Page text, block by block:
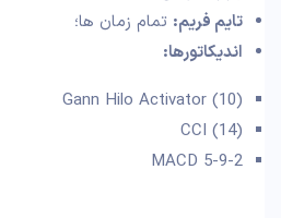
تایم فریم: تمام زمان ها؛
اندیکاتورها:
Gann Hilo Activator (10)
CCI (14)
MACD 5-9-2